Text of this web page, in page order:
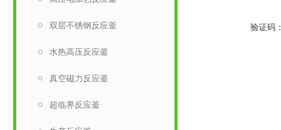
双层不锈钢反应釜
水热高压反应釜
真空磁力反应釜
超临界反应釜
验证码：